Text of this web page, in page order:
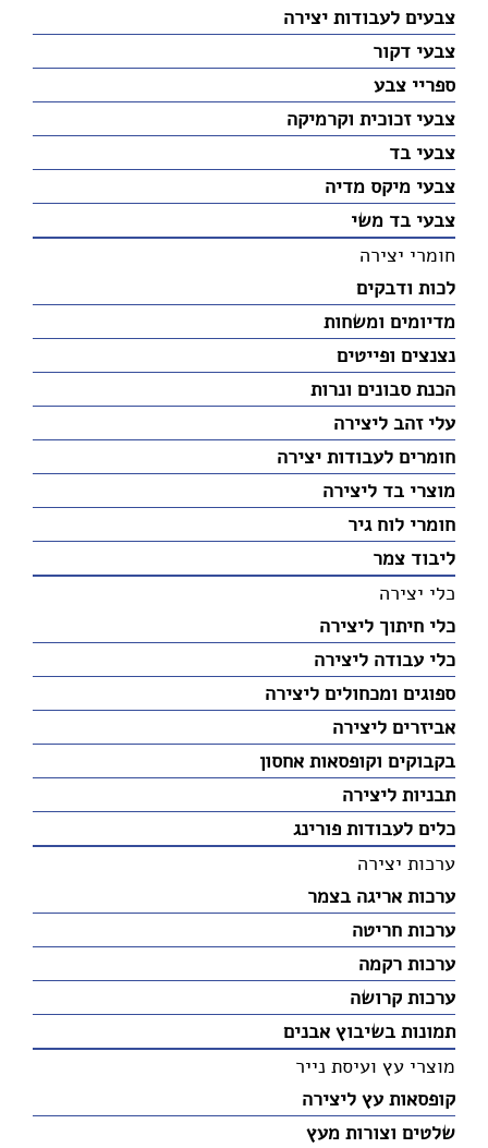
צבעים לעבודות יצירה
צבעי דקור
ספריי צבע
צבעי זכוכית וקרמיקה
צבעי בד
צבעי מיקס מדיה
צבעי בד משי
חומרי יצירה
לכות ודבקים
מדיומים ומשחות
נצנצים ופייטים
הכנת סבונים ונרות
עלי זהב ליצירה
חומרים לעבודות יצירה
מוצרי בד ליצירה
חומרי לוח גיר
ליבוד צמר
כלי יצירה
כלי חיתוך ליצירה
כלי עבודה ליצירה
ספוגים ומכחולים ליצירה
אביזרים ליצירה
בקבוקים וקופסאות אחסון
תבניות ליצירה
כלים לעבודות פורינג
ערכות יצירה
ערכות אריגה בצמר
ערכות חריטה
ערכות רקמה
ערכות קרושה
תמונות בשיבוץ אבנים
מוצרי עץ ועיסת נייר
קופסאות עץ ליצירה
שלטים וצורות מעץ